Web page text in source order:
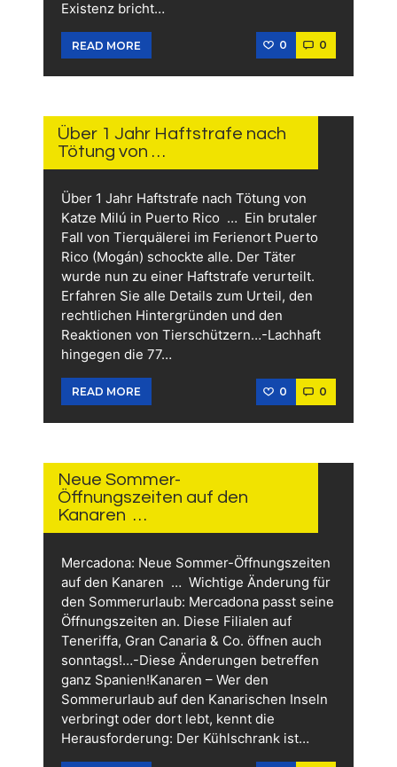
Existenz bricht…
READ MORE 0 0
2026
Über 1 Jahr Haftstrafe nach
Tötung von …
Über 1 Jahr Haftstrafe nach Tötung von
Katze Milú in Puerto Rico … Ein brutaler
Fall von Tierquälerei im Ferienort Puerto
Rico (Mogán) schockte alle. Der Täter
wurde nun zu einer Haftstrafe verurteilt.
Erfahren Sie alle Details zum Urteil, den
rechtlichen Hintergründen und den
Reaktionen von Tierschützern…-Lachhaft
hingegen die 77…
READ MORE 0 0
Neue Sommer-
Öffnungszeiten auf den
Kanaren …
Mercadona: Neue Sommer-Öffnungszeiten
auf den Kanaren … Wichtige Änderung für
den Sommerurlaub: Mercadona passt seine
Öffnungszeiten an. Diese Filialen auf
Teneriffa, Gran Canaria & Co. öffnen auch
sonntags!…-Diese Änderungen betreffen
ganz Spanien!Kanaren – Wer den
Sommerurlaub auf den Kanarischen Inseln
verbringt oder dort lebt, kennt die
Herausforderung: Der Kühlschrank ist…